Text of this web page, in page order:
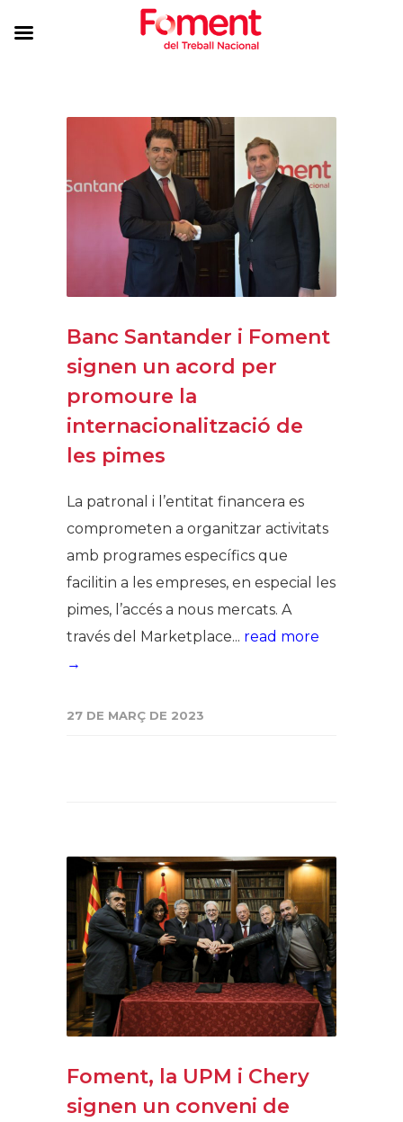
Banc Santander i Foment
signen un acord per
promoure la
internacionalització de
les pimes
La patronal i l’entitat financera es
comprometen a organitzar activitats
amb programes específics que
facilitin a les empreses, en especial les
pimes, l’accés a nous mercats. A
través del Marketplace... read more
→
27 DE MARÇ DE 2023
Foment, la UPM i Chery
signen un conveni de